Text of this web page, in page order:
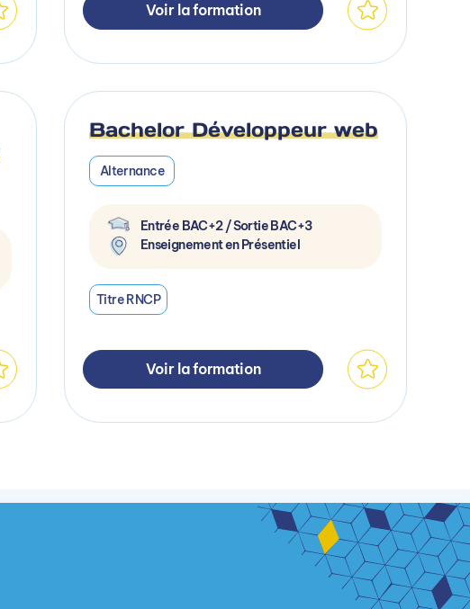
Voir la formation
Bachelor Développeur web
Alternance
Entrée BAC+2 / Sortie BAC+3
Enseignement en Présentiel
Titre RNCP
Voir la formation